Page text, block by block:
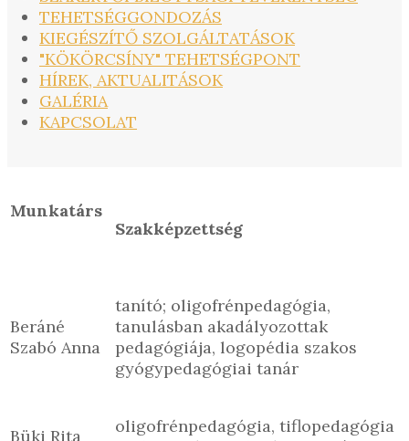
TEHETSÉGGONDOZÁS
KIEGÉSZÍTŐ SZOLGÁLTATÁSOK
"KÖKÖRCSÍNY" TEHETSÉGPONT
HÍREK, AKTUALITÁSOK
GALÉRIA
KAPCSOLAT
Munkatárs
Szakképzettség
Beráné
Szabó Anna
tanító; oligofrénpedagógia,
tanulásban akadályozottak
pedagógiája, logopédia szakos
gyógypedagógiai tanár
Büki Rita
oligofrénpedagógia, tiflopedagógia